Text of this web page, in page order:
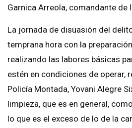
Garnica Arreola, comandante de
La jornada de disuasión del
temprana hora con la
realizando las labores básicas
estén en condiciones de operar,
Policía Montada, Yovani Alegre
limpieza, que es en general,
lo que es el exceso de lo de la